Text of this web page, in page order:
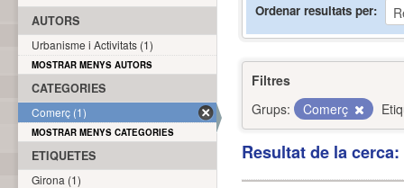
Ordenar resultats per
Filtres
Grups:
Comerç
Resultat de la
AUTORS
Urbanisme i Activitats (1)
MOSTRAR MENYS AUTORS
CATEGORIES
Comerç (1)
MOSTRAR MENYS CATEGORIES
ETIQUETES
Girona (1)